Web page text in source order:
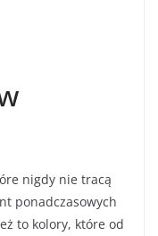
nigdy nie tracą
ponadczasowych
to kolory, które od